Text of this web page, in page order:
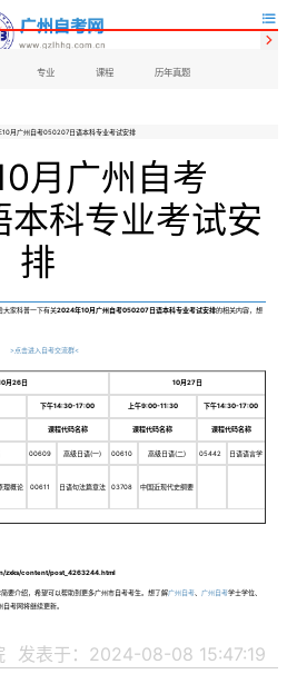

专业 课程 历年真题

月广州自考050207日语本科专业考试安排
月广州自考
科专业考试安
排
家科普一下有关2024年10月广州自考050207日语本科专业考试安排的相关内容，想
>点击进入自考交流群<
月26日 10月27日
下午14:30-17:00 上午9:00-11:30 下午14:30-17:00
课程代码名称 课程代码名称 课程代码名称
00609 高级日语(一) 00610 高级日语(二) 05442 日语语言学
理概论 00611 日语句法篇章法 03708 中国近现代史纲要
zxks/content/post_4263244.html
介绍，希望可以帮助到更多广州市自考考生。想了解广州自考、 广州自考学士学位、
考网将继续更新。
发表于：2024-08-08 15:47:19